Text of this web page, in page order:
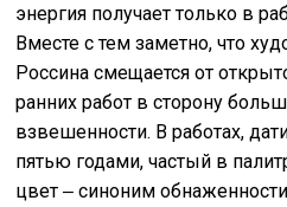
энергия получает только в
Вместе с тем заметно, что
Россина смещается от
ранних работ в сторону
взвешенности. В работах,
пятью годами, частый в
цвет ‒ синоним